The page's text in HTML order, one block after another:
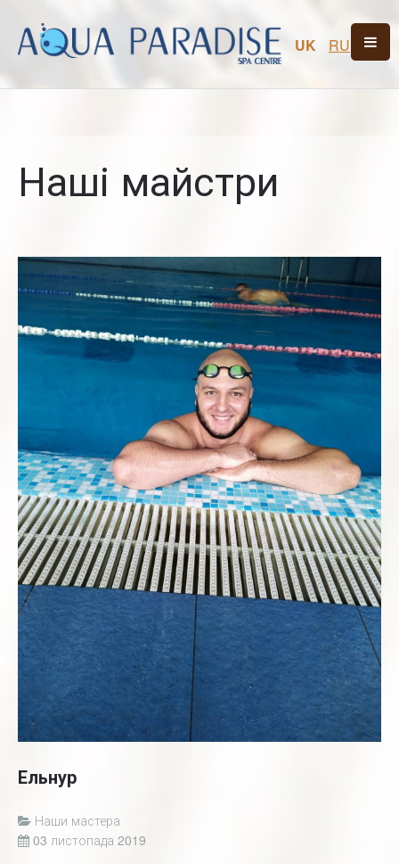
UK RU
Наші майстри
Ельнур
Наши мастера
03 листопада 2019